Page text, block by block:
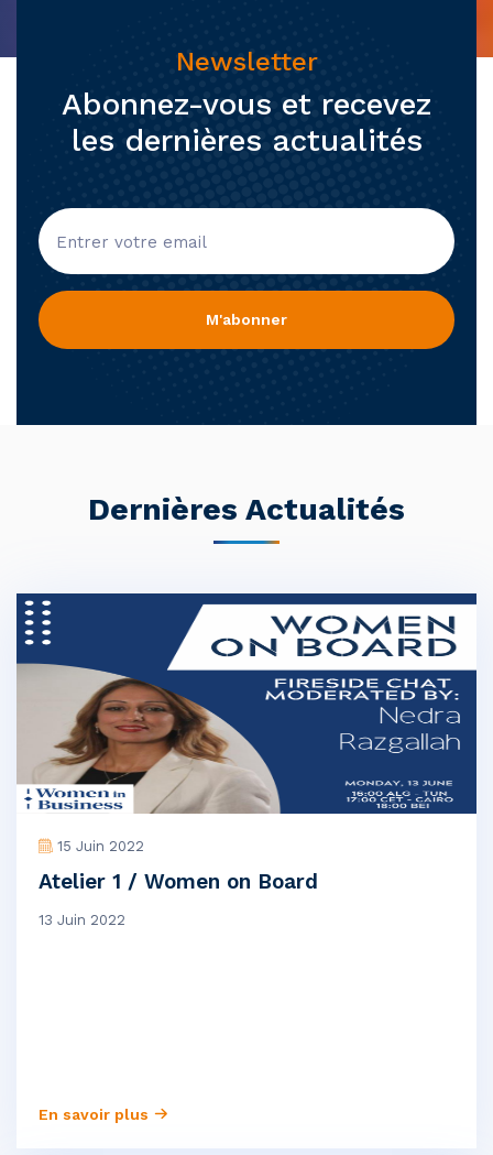
Newsletter
Abonnez-vous et recevez
les dernières actualités
M'abonner
Dernières Actualités
15 Juin 2022
Atelier 1 / Women on Board
13 Juin 2022
En savoir plus